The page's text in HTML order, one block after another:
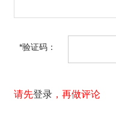
*验证码：
请先登录 ，再做评论